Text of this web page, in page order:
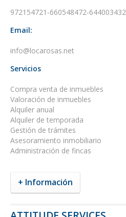
972154721-660548472-644003432
Email:
info@locarosas.net
Servicios
Compra venta de inmuebles
Valoración de inmuebles
Alquiler anual
Alquiler de temporada
Gestión de trámites
Asesoramiento inmobiliario
Administración de fincas
+ Información